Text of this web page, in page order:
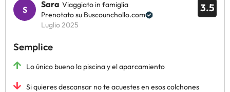
3.5
Sara Viaggiato in famiglia
Prenotato su Buscounchollo.com
Luglio 2025
Semplice
Lo único bueno la piscina y el aparcamiento
Si quieres descansar no te acuestes en esos colchones